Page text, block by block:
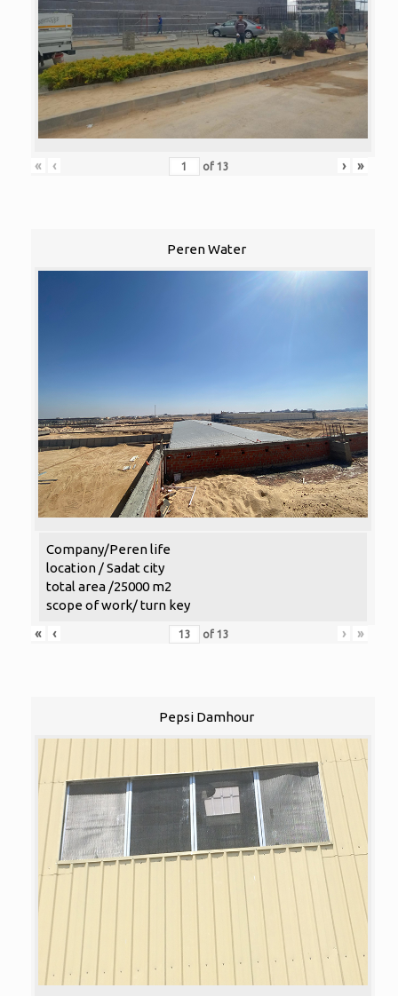
« ‹ of 13 › »
Peren Water
Company/Peren life
location / Sadat city
total area /25000 m2
scope of work/ turn key
«
‹ of 13 › »
Pepsi Damhour